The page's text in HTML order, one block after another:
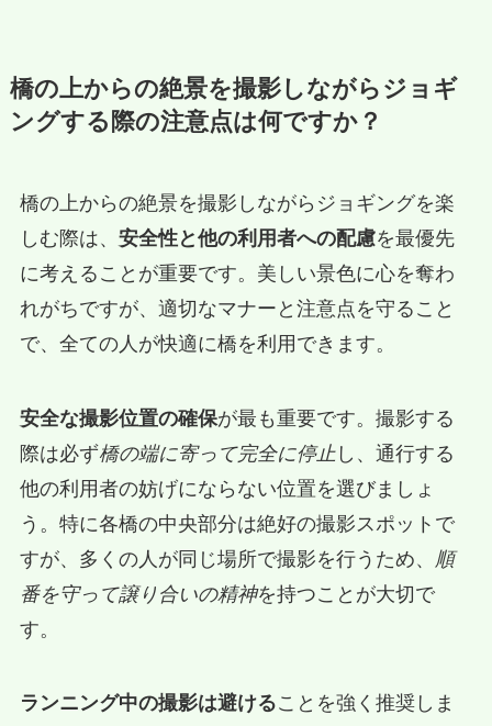
橋の上からの絶景を撮影しながらジョギ
ングする際の注意点は何ですか？
橋の上からの絶景を撮影しながらジョギングを楽
しむ際は、 安全性と他の利用者への配慮を最優先
に考えることが重要です。美しい景色に心を奪わ
れがちですが、適切なマナーと注意点を守ること
で、全ての人が快適に橋を利用できます。
安全な撮影位置の確保が最も重要です。撮影する
際は必ず橋の端に寄って完全に停止し、通行する
他の利用者の妨げにならない位置を選びましょ
う。特に各橋の中央部分は絶好の撮影スポットで
すが、多くの人が同じ場所で撮影を行うため、
順
番を守って譲り合いの精神を持つことが大切で
す。
ランニング中の撮影は避けることを強く推奨しま